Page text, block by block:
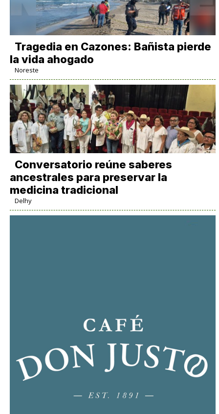
Tragedia en Cazones: Bañista pierde
la vida ahogado
Noreste
Conversatorio reúne saberes
ancestrales para preservar la
medicina tradicional
Delhy